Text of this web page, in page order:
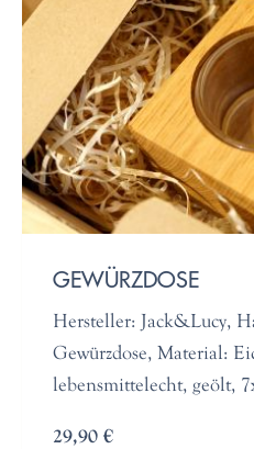
GEWÜRZDOSE
Hersteller: Jack&Lucy,
Gewürzdose, Material:
lebensmittelecht, geölt,
29,90 €